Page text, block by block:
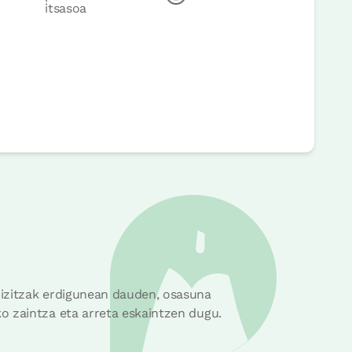
itsasoa
erdigunean dauden, osasuna
zaintza eta arreta eskaintzen dugu.